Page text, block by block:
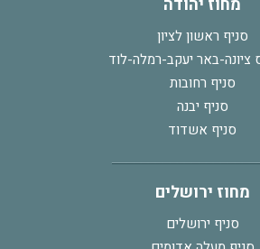
מחוז יהודה
סניף ראשון לציון
ציונה-באר יעקב-רמלה-לוד
סניף רחובות
סניף יבנה
סניף אשדוד
מחוז ירושלים
סניף ירושלים